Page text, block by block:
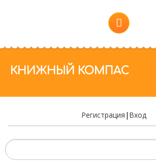
КНИЖНЫЙ КОМПАС
Регистрация | Вход